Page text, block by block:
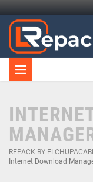
REPACK BY
Internet Download